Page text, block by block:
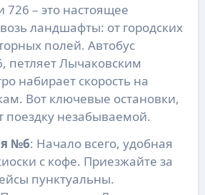
726 – это настоящее
ландшафты: от городских
полей. Автобус
петляет Лычаковским
набирает скорость на
Вот ключевые остановки,
поездку незабываемой.
№6: Начало всего, удобная
с кофе. Приезжайте за
пунктуальны.